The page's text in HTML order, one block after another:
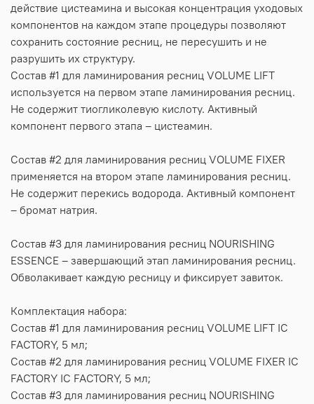
действие цистеамина и высокая концентрация уходовых
компонентов на каждом этапе процедуры позволяют
сохранить состояние ресниц, не пересушить и не
разрушить их структуру.
Состав #1 для ламинирования ресниц VOLUME LIFT
используется на первом этапе ламинирования ресниц.
Не содержит тиогликолевую кислоту. Активный
компонент первого этапа – цистеамин.
Состав #2 для ламинирования ресниц VOLUME FIXER
применяется на втором этапе ламинирования ресниц.
Не содержит перекись водорода. Активный компонент
– бромат натрия.
Состав #3 для ламинирования ресниц NOURISHING
ESSENCE – завершающий этап ламинирования ресниц.
Обволакивает каждую ресницу и фиксирует завиток.
Комплектация набора:
Состав #1 для ламинирования ресниц VOLUME LIFT IC
FACTORY, 5 мл;
Состав #2 для ламинирования ресниц VOLUME FIXER IC
FACTORY IC FACTORY, 5 мл;
Состав #3 для ламинирования ресниц NOURISHING